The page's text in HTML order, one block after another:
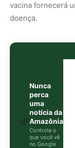
vacina fornecerá
doença.
🌿
Nunca
perca
uma
notícia da
Amazônia
Controle o
que você vê
no Google